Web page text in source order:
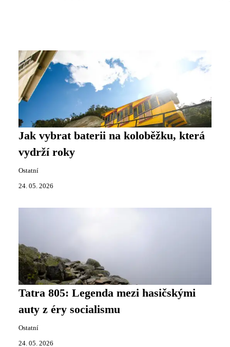
Jak vybrat baterii na koloběžku, která
vydrží roky
Ostatní
24. 05. 2026
Tatra 805: Legenda mezi hasičskými
auty z éry socialismu
Ostatní
24. 05. 2026